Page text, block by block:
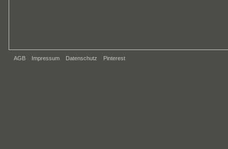
AGB Impressum Datenschutz Pinterest